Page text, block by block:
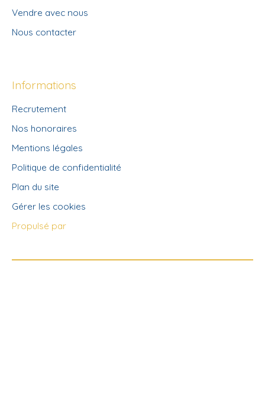
Vendre avec nous
Nous contacter
Informations
Recrutement
Nos honoraires
Mentions légales
Politique de confidentialité
Plan du site
Gérer les cookies
Propulsé par